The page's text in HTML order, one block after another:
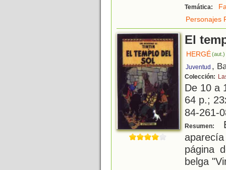
Temática:
Personajes
El
HERGÉ(aut.)
Juventud ,
Colección:
De 10 a
64 p.;
84-261-
Resumen:
página
belga